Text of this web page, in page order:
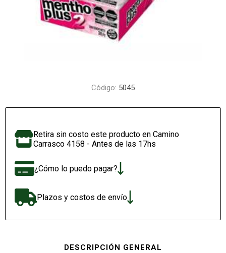
Código: 5045
Retira sin costo este producto en Camino
Carrasco 4158 - Antes de las 17hs
¿Cómo lo puedo pagar?
Plazos y costos de envío
DESCRIPCIÓN GENERAL